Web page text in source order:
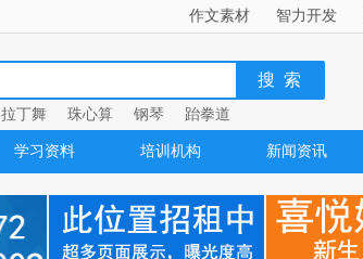
作文素材 智力开发
拉丁舞 珠心算 钢琴 跆拳道
学习资料 培训机构 新闻资讯